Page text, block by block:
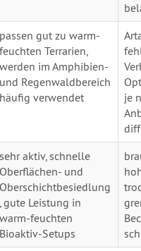
passen gut zu warm-
feuchten Terrarien,
werden im Amphibien-
und Regenwaldbereich
häufig verwendet
je
sehr aktiv, schnelle
Oberflächen- und
Oberschichtbesiedlung
, gute Leistung in
warm-feuchten
Bioaktiv-Setups